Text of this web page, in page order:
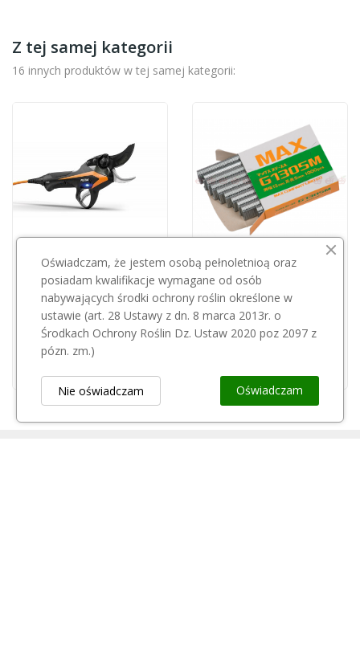
Z tej samej kategorii
16 innych produktów w tej samej kategorii:
Przepraszamy, ten produkt
jest niedostępny.
PELLENC
Pellenc - sekator C35 150
5 700,00 zł
25,01 zł
Oświadczam, że jestem osobą pełnoletnioą oraz
posiadam kwalifikacje wymagane od osób
nabywających środki ochrony roślin określone w
ustawie (art. 28 Ustawy z dn. 8 marca 2013r. o
Środkach Ochrony Roślin Dz. Ustaw 2020 poz 2097 z
pózn. zm.)
Oświadczam
Nie oświadczam